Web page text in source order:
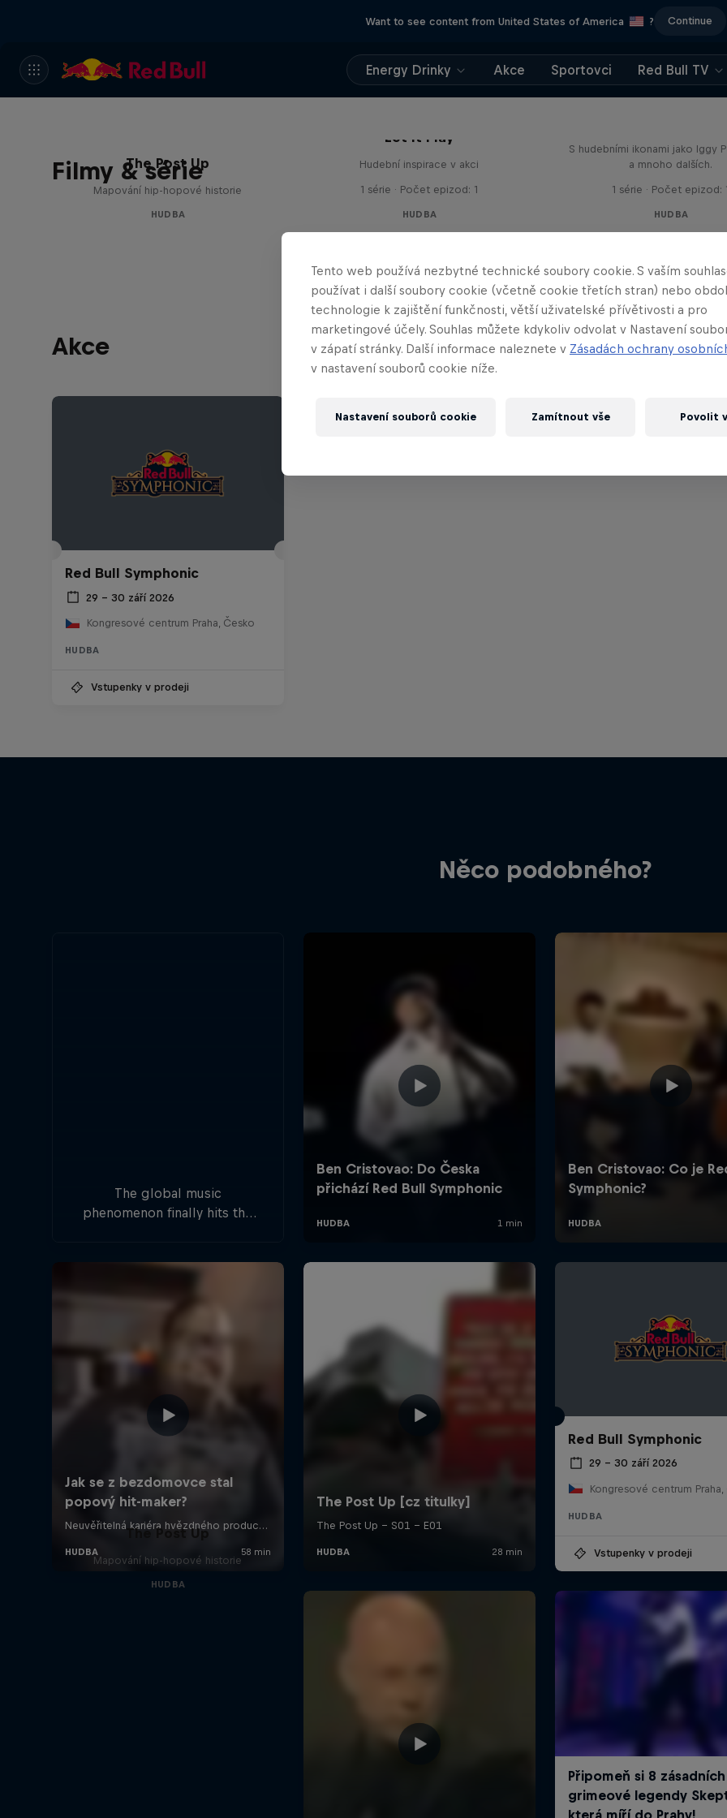
Want to see content from United States of America ? Continue
Energy Drinky Akce Sportovci Red Bull TV
Filmy & série
The Post Up
Mapování hip-hopové historie
HUDBA
Let It Play
Hudební inspirace v akci
1 série · Počet epizod: 1
HUDBA
Red Bull Music
S hudebními ikonami jako Iggy
a mnoho dalších.
1 série · Počet epizod:
HUDBA
Akce
Red Bull Symphonic
29 – 30 září 2026
Kongresové centrum Praha, Česko
HUDBA
Vstupenky v prodeji
Něco podobného?
The global music
phenomenon finally hits the
with a powerful live orchestra
Red Bull Symphonic
29 – 30 září 2026
Kongresové centrum Praha,
HUDBA
Vstupenky v prodeji
The Post Up
Mapování hip-hopové historie
HUDBA
Tento web používá nezbytné technické soubory cookie. S vaším
používat i další soubory cookie (včetně cookie třetích stran) nebo
technologie k zajištění funkčnosti, větší uživatelské přívětivosti a pro
marketingové účely. Souhlas můžete kdykoliv odvolat v Nastavení
v zápatí stránky. Další informace naleznete v Zásadách ochrany
v nastavení souborů cookie níže.
Nastavení souborů cookie Zamítnout vše Povolit